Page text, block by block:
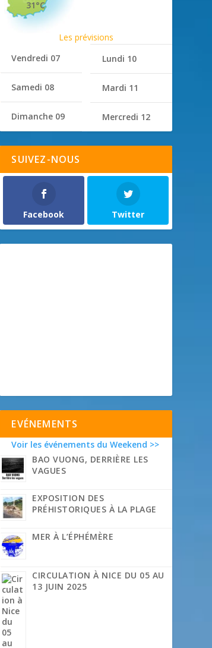
31°C
Les prévisions
Vendredi 07
Samedi 08
Dimanche 09
Lundi 10
Mardi 11
Mercredi 12
SUIVEZ-NOUS
Facebook Twitter
EVÉNEMENTS
Voir les événements du Weekend >>
BAO VUONG, DERRIÈRE LES
VAGUES
EXPOSITION DES
PRÉHISTORIQUES À LA PLAGE
MER À L’ÉPHÉMÈRE
CIRCULATION À NICE DU 05 AU
13 JUIN 2025